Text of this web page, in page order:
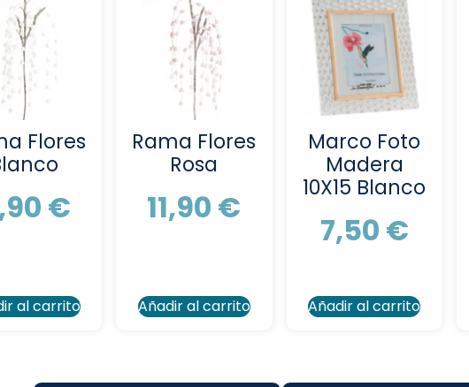
Flores
€
al carrito
Rama Flores
Rosa
11,90 €
Añadir al carrito
Marco Foto
Madera
10X15 Blanco
7,50 €
Añadir al carrito